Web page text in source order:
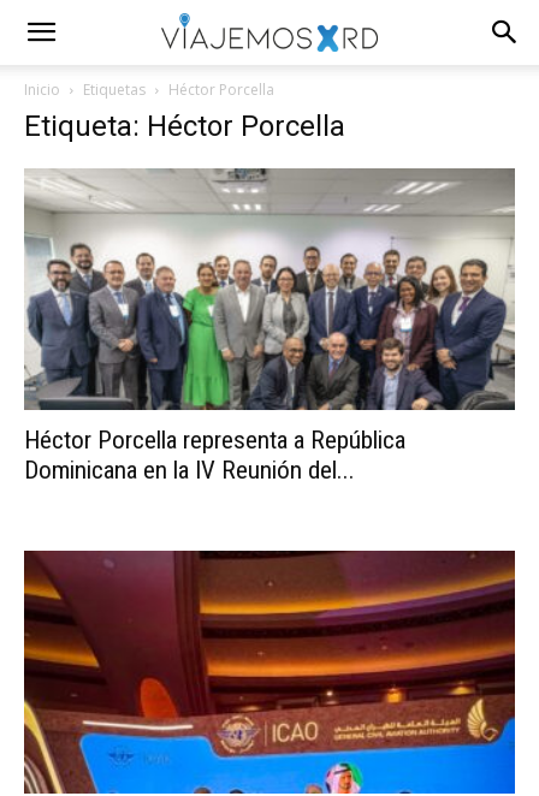
Inicio Etiquetas Héctor Porcella
Etiqueta: Héctor Porcella
Héctor Porcella representa a República
Dominicana en la IV Reunión del...